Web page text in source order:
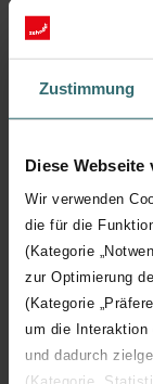
Zustimmung
Diese Webseite
Wir verwenden
die für die
(Kategorie
zur Optimierung
(Kategorie
um die Interaktion
und dadurch
300-550 |
Filterset zur
(G4)
Katalognummer:
Dieses Produkt
5,ComfoAir
Auf Lager
Die Lieferung